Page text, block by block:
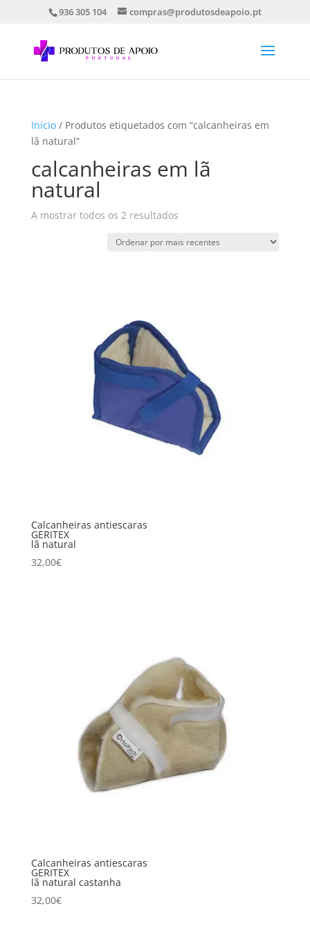
936 305 104 compras@produtosdeapoio.pt
Início/ Produtos etiquetados com “calcanheiras em
lã natural”
calcanheiras em lã
natural
A mostrar todos os 2 resultadosOrdenado
mais
Calcanheiras antiescaras
GERITEX
lã natural
32,00€
Calcanheiras antiescaras
GERITEX
lã natural castanha
32,00€